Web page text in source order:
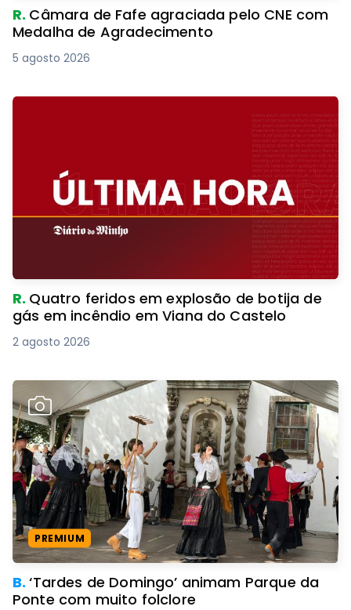
R. Câmara de Fafe agraciada pelo CNE com
Medalha de Agradecimento
5 agosto 2026
R. Quatro feridos em explosão de botija de
gás em incêndio em Viana do Castelo
2 agosto 2026
PREMIUM
B.‘Tardes de Domingo’ animam Parque da
Ponte com muito folclore